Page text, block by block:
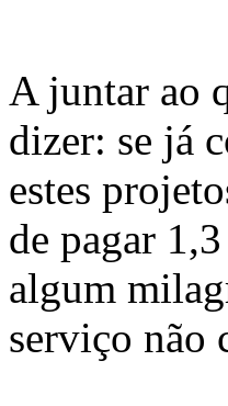
A juntar ao
dizer: se já
estes
de pagar
algum
serviço não